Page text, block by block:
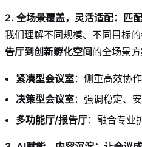
2. 全场景覆盖，灵活适配：匹
我们理解不同规模、不同目标
告厅到创新孵化空间的全场景方
紧凑型会议室：侧重高效协
决策型会议室：强调稳定、
多功能厅/报告厅：融合专业